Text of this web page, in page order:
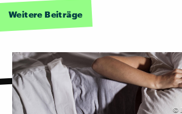
Weitere Beiträge
©